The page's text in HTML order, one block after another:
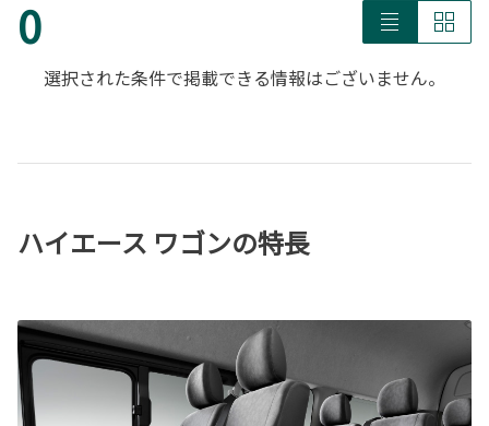
0
選択された条件で掲載できる情報はございません。
ハイエース ワゴンの特長